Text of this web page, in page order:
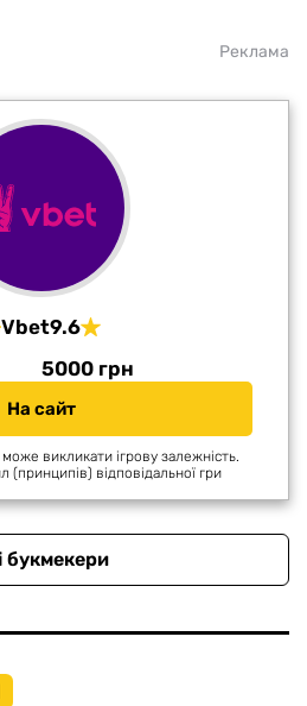
Реклама
Vbet9.6
5000 грн
На сайт
може викликати ігрову залежність.
(принципів) відповідальної гри
букмекери